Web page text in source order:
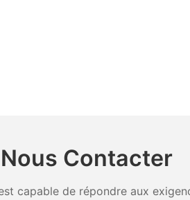
Nous Contacter
capable de répondre aux